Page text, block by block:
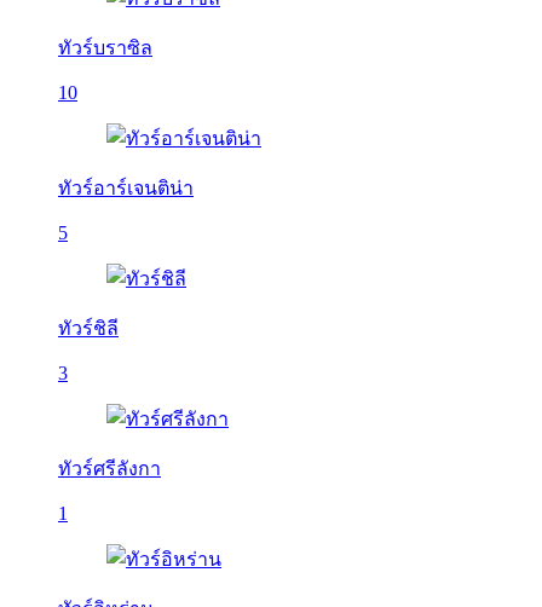
ทัวร์บราซิล
10
ทัวร์อาร์เจนติน่า
5
ทัวร์ชิลี
3
ทัวร์ศรีลังกา
1